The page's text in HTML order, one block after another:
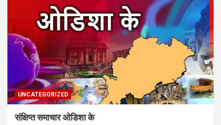
UNCATEGORIZED
संक्षिप्त समाचार ओडिशा के